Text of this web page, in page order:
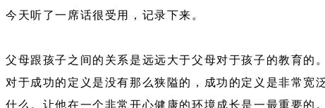
今天听了一席话很受用，记录下来。
父母跟孩子之间的关系是远远大于父母对于孩子的教育的
对于成功的定义是没有那么狭隘的，成功的定义是非常
什么。让他在一个非常开心健康的环境成长是一最重要的